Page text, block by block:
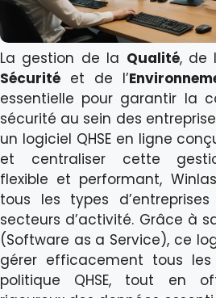
La gestion de la Qualité, de
Sécurité et de l’
essentielle pour garantir la
sécurité au sein des
un logiciel QHSE en ligne
et centraliser cette
flexible et performant,
tous les types
secteurs d’activité. Grâce à
(Software as a Service), ce
gérer efficacement tous
politique QHSE, tout en